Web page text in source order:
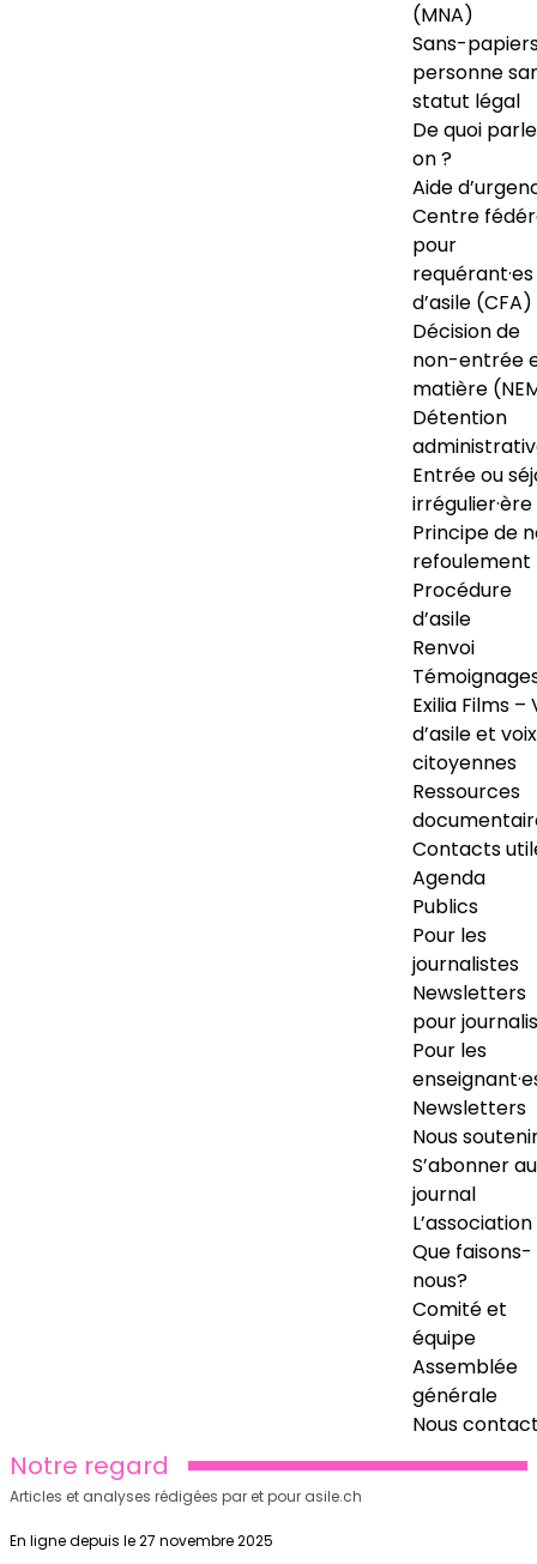
(MNA)
Sans-
personne
statut légal
De quoi
on ?
Aide
Centre
pour
requérant·es
d’asile (CFA)
Décision de
non-entrée
matière
Détention
Entrée ou
irrégulier·ère
Principe de
refoulement
Procédure
d’asile
Renvoi
Exilia Films –
d’asile et voix
citoyennes
Ressources
Contacts
Agenda
Publics
Pour les
journalistes
Newsletters
pour
Pour les
Newsletters
Nous
S’abonner au
journal
L’association
Que faisons-
nous?
Comité et
équipe
Assemblée
générale
Nous
Notre regard
Articles et analyses rédigées par et pour asile.ch
En ligne depuis le 27 novembre 2025